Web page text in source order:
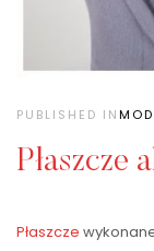
PUBLISHED IN
Płaszcze
Płaszcze